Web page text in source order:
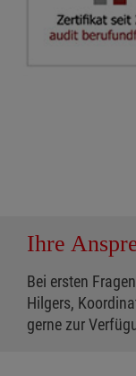
Ihre
Bei ersten
Hilgers,
gerne zur